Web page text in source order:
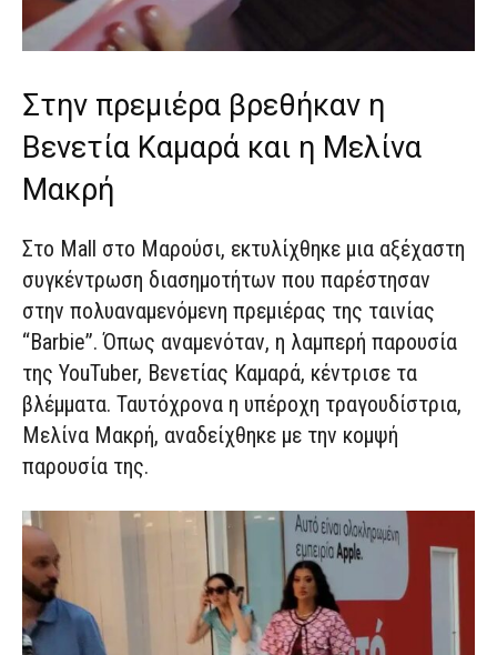
Στην πρεμιέρα βρεθήκαν η
Βενετία Καμαρά και η Μελίνα
Μακρή
Στο Mall στο Μαρούσι, εκτυλίχθηκε μια αξέχαστη
συγκέντρωση διασημοτήτων που παρέστησαν
στην πολυαναμενόμενη πρεμιέρας της ταινίας
“Barbie”. Όπως αναμενόταν, η λαμπερή παρουσία
της YouTuber, Βενετίας Καμαρά, κέντρισε τα
βλέμματα. Ταυτόχρονα η υπέροχη τραγουδίστρια,
Μελίνα Μακρή, αναδείχθηκε με την κομψή
παρουσία της.